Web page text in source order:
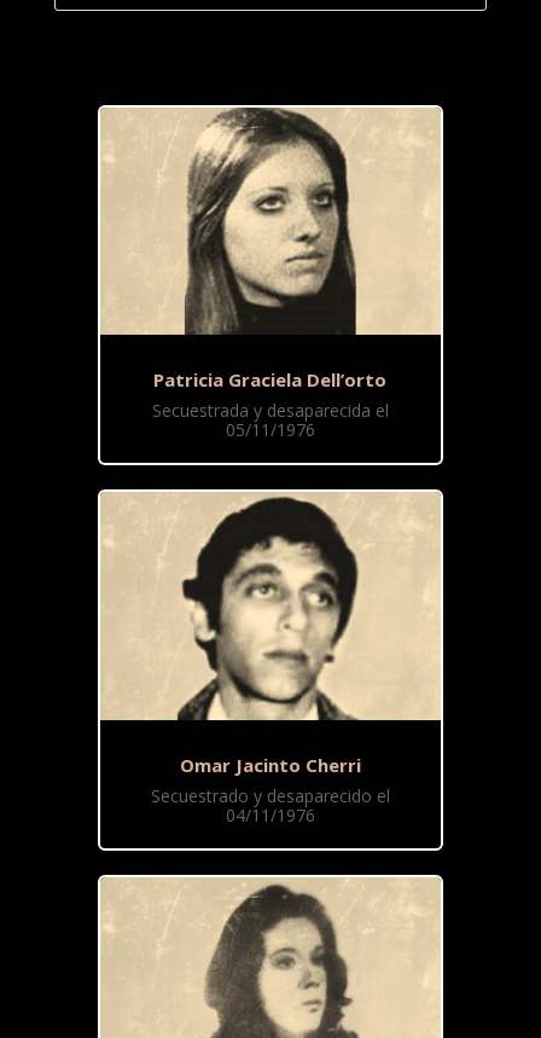
Patricia Graciela Dell’orto
Secuestrada y desaparecida el
05/11/1976
Omar Jacinto Cherri
Secuestrado y desaparecido el
04/11/1976